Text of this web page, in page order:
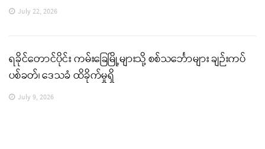
July 22, 2026
ရခိုင်တောင်ပိုင်း ကမ်းခြေမြို့များသို့ စစ်သင်္ဘောများ ချဉ်းကပ်
ပစ်ခတ်၊ ဒေသခံ ထိခိုက်မှုရှိ
July 9, 2026